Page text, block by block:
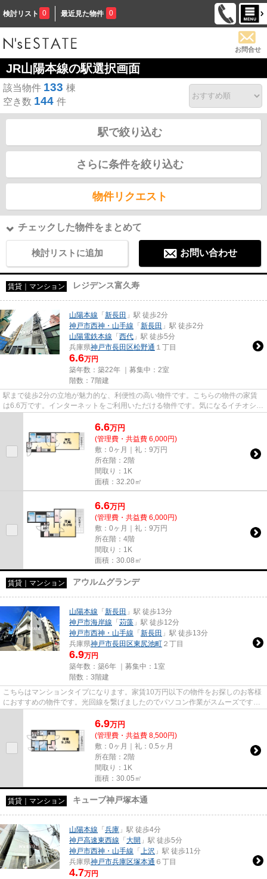
検討リスト 0 最近見た物件 0
お問合せ
JR山陽本線の駅選択画面
該当物件 133 棟
空き数 144 件
駅で絞り込む
さらに条件を絞り込む
物件リクエスト
チェックした物件をまとめて
検討リストに追加 お問い合わせ
賃貸｜マンション レジデンス富久寿
山陽本線 「 新長田 」駅 徒歩2分
神戸市西神・山手線 「 新長田 」駅 徒歩2分
山陽電鉄本線 「 西代 」駅 徒歩5分
兵庫県神戸市長田区松野通 １丁目
6.6万円
築年数：築22年 ｜募集中： 2室
階数：7階建
駅まで徒歩2分の立地が魅力的な、利便性の高い物件です。こちらの物件の家賃
は6.6万です。インターネットをご利用いただける物件です。気になるイチオシ物
6.6万円
(管理費・共益費 6,000円)
敷：0ヶ月｜礼：9万円
所在階：2階
間取り：1K
面積：32.20㎡
6.6万円
(管理費・共益費 6,000円)
敷：0ヶ月｜礼：9万円
所在階：4階
間取り：1K
面積：30.08㎡
賃貸｜マンション アウルムグランデ
山陽本線 「 新長田 」駅 徒歩13分
神戸市海岸線 「 苅藻 」駅 徒歩12分
神戸市西神・山手線 「 新長田 」駅 徒歩13分
兵庫県神戸市長田区東尻池町 ２丁目
6.9万円
築年数：築6年 ｜募集中： 1室
階数：3階建
こちらはマンションタイプになります。家賃10万円以下の物件をお探しのお客様
におすすめの物件です。光回線を繋げましたのでパソコン作業がスムーズです。
6.9万円
(管理費・共益費 8,500円)
敷：0ヶ月｜礼：0.5ヶ月
所在階：2階
間取り：1K
面積：30.05㎡
賃貸｜マンション キューブ神戸塚本通
山陽本線 「 兵庫 」駅 徒歩4分
神戸高速東西線 「 大開 」駅 徒歩5分
神戸市西神・山手線 「 上沢 」駅 徒歩11分
兵庫県神戸市兵庫区塚本通 ６丁目
4.7万円